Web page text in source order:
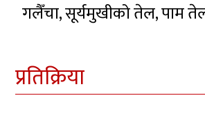
गलैँचा, सूर्यमुखीको तेल, पाम
प्रतिक्रिया